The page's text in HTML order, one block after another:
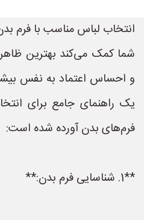
انتخاب لباس مناسب با فرم
شما کمک می‌کند بهترین
و احساس اعتماد به نفس
یک راهنمای جامع برای
فرم‌های بدن آورده شده است:
**1. شناسایی فرم بدن:**